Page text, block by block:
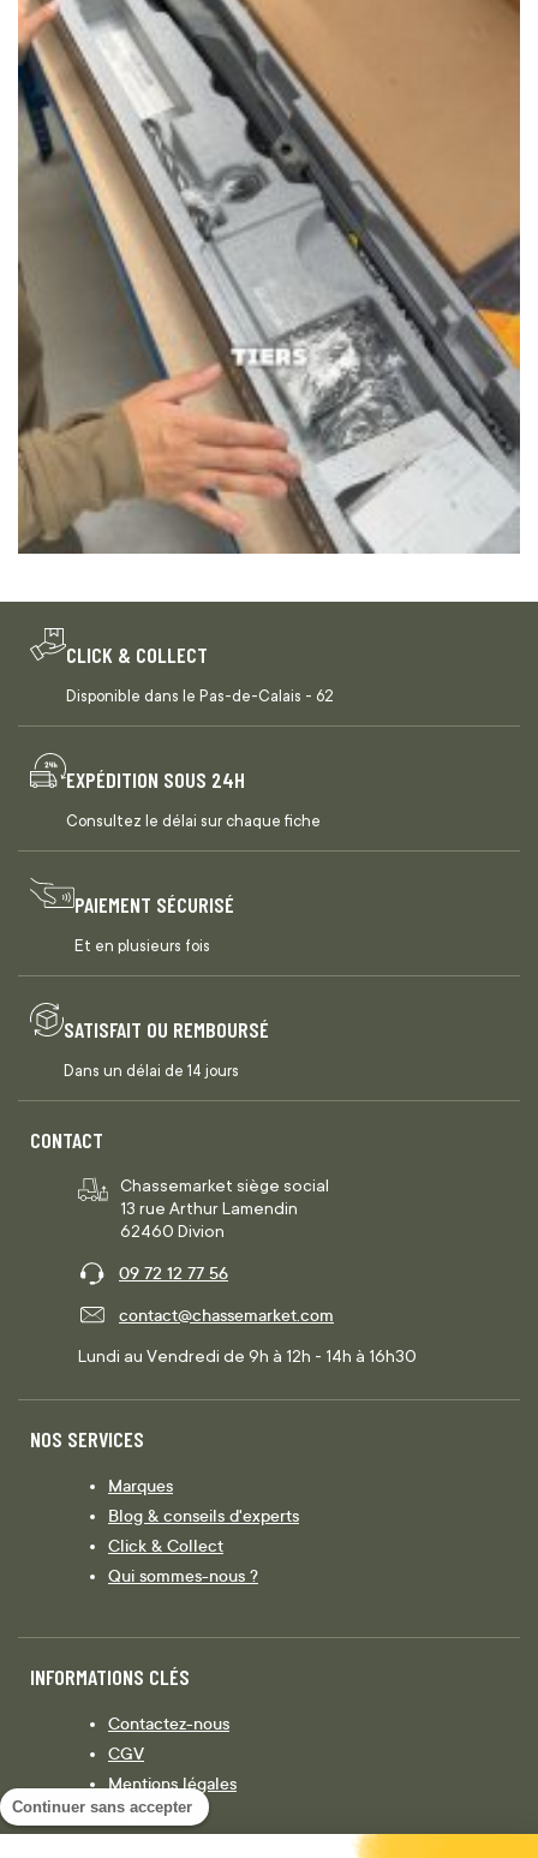
Continuer sans accepter
CLICK & COLLECT
Disponible dans le Pas-de-Calais - 62
EXPÉDITION SOUS 24H
Consultez le délai sur chaque fiche
PAIEMENT SÉCURISÉ
Et en plusieurs fois
SATISFAIT OU REMBOURSÉ
Dans un délai de 14 jours
CONTACT
Chassemarket siège social
13 rue Arthur Lamendin
62460 Divion
09 72 12 77 56
contact@chassemarket.com
Lundi au Vendredi de 9h à 12h - 14h à 16h30
NOS SERVICES
Marques
Blog & conseils d'experts
Click & Collect
Qui sommes-nous ?
INFORMATIONS CLÉS
Contactez-nous
CGV
Mentions légales
Législation